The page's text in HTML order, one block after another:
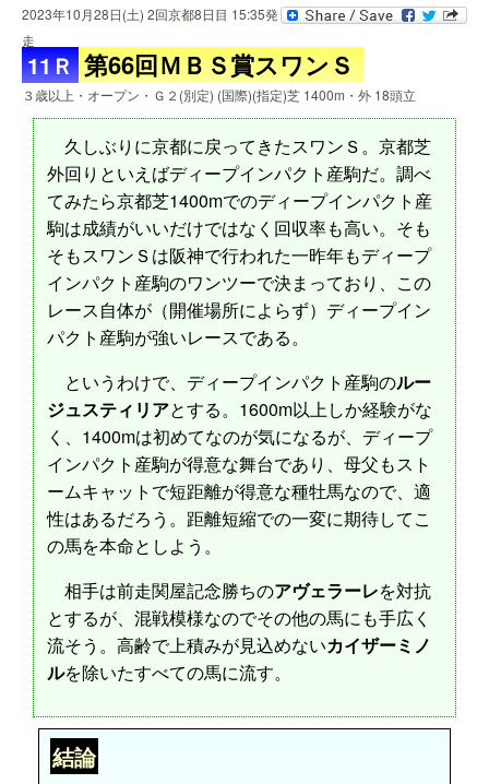
2023年10月28日(土) 2回京都8日目 15:35発
走
11Ｒ 第66回ＭＢＳ賞スワンＳ
３歳以上・オープン・Ｇ２(別定) (国際)(指定)芝 1400m・外 18頭立
久しぶりに京都に戻ってきたスワンＳ。京都芝
外回りといえばディープインパクト産駒だ。調べ
てみたら京都芝1400mでのディープインパクト産
駒は成績がいいだけではなく回収率も高い。そも
そもスワンＳは阪神で行われた一昨年もディープ
インパクト産駒のワンツーで決まっており、この
レース自体が（開催場所によらず）ディープイン
パクト産駒が強いレースである。
というわけで、ディープインパクト産駒のルー
ジュスティリアとする。1600m以上しか経験がな
く、1400mは初めてなのが気になるが、ディープ
インパクト産駒が得意な舞台であり、母父もスト
ームキャットで短距離が得意な種牡馬なので、適
性はあるだろう。距離短縮での一変に期待してこ
の馬を本命としよう。
相手は前走関屋記念勝ちのアヴェラーレを対抗
とするが、混戦模様なのでその他の馬にも手広く
流そう。高齢で上積みが見込めないカイザーミノ
ルを除いたすべての馬に流す。
結論